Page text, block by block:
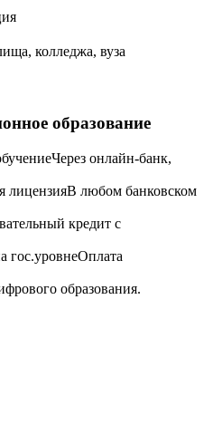
колледжа, вуза
образование
Через онлайн-банк,
В любом банковском
кредит с
Оплата
образования.